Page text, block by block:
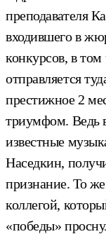
преподавателя
входившего в
конкурсов, в
отправляется
престижное 2
триумфом. Ведь
известные
Наседкин,
признание. То
коллегой,
«победы»